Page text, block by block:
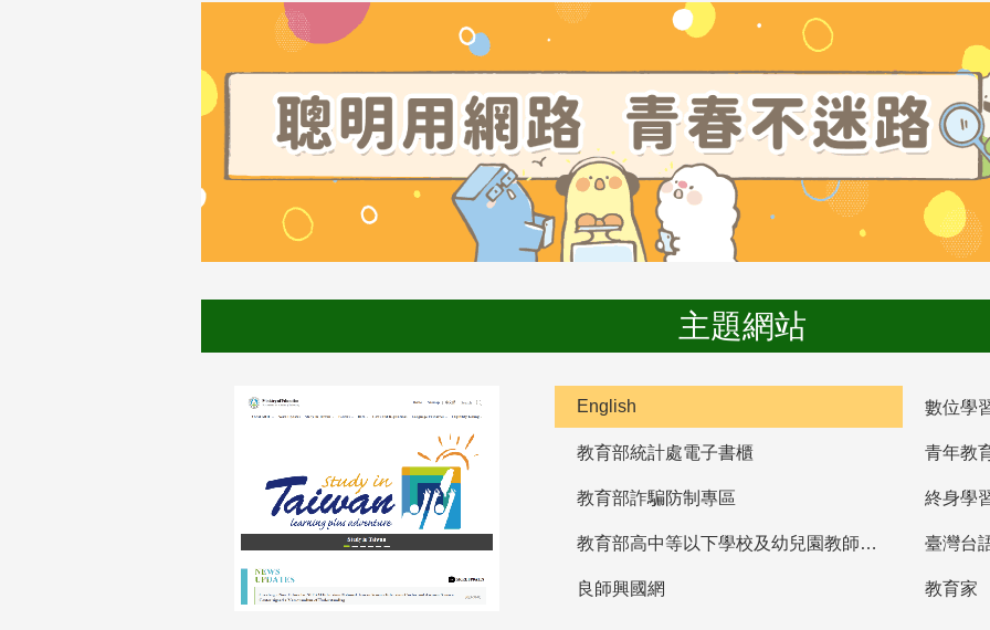
主題網站
English 數位學
教育部統計處電子書櫃 青年教
教育部詐騙防制專區 終身學
教育部高中等以下學校及幼兒園教師資格檢定考試 臺灣台
良師興國網 教育家